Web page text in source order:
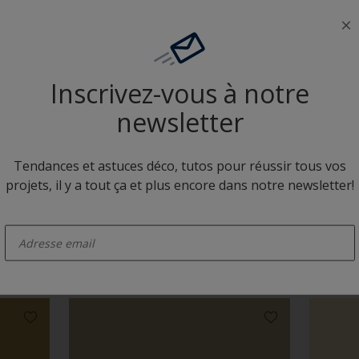
Neutres colorés
F9.15.65
Inscrivez-vous à notre
newsletter
Tendances et astuces déco, tutos pour réussir tous vos
projets, il y a tout ça et plus encore dans notre newsletter!